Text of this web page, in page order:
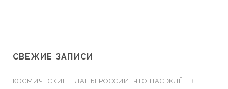
СВЕЖИЕ ЗАПИСИ
КОСМИЧЕСКИЕ ПЛАНЫ РОССИИ: ЧТО НАС ЖДЁТ В